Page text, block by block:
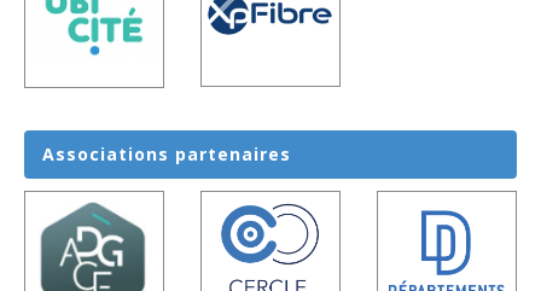
Associations partenaires